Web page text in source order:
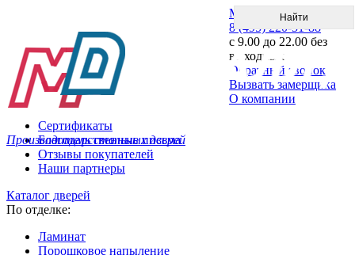
Производитель стальных дверей
Меню
8 (495) 220-51-88
с 9.00 до 22.00 без
выходных
Обратный звонок
Вызвать замерщика
О компании
Сертификаты
Благодарственные письма
Отзывы покупателей
Наши партнеры
Каталог дверей
По отделке:
Ламинат
Порошковое напыление